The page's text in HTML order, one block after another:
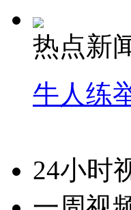
热点新
牛人练
24小时